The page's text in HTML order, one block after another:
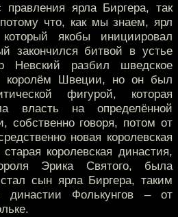
правления ярла Биргера, так
что, как мы знаем, ярл
якобы инициировал
закончился битвой в устье
Невский разбил шведское
королём Швеции, но он был
фигурой, которая
власть на определённой
собственно говоря, потом от
новая королевская
королевская династия,
Эрика Святого, была
сын ярла Биргера, таким
династии Фолькунгов – от